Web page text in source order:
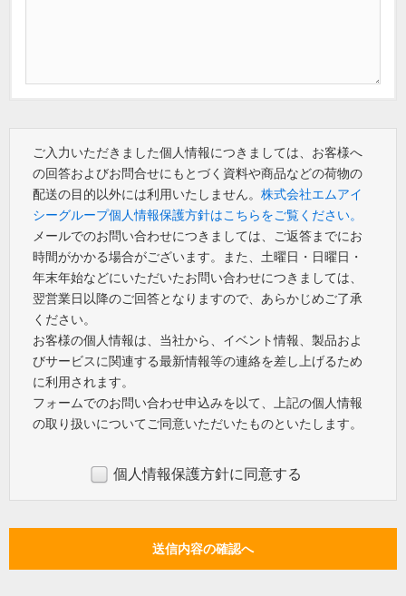
ご入力いただきました個人情報につきましては、お客様へ
の回答およびお問合せにもとづく資料や商品などの荷物の
配送の目的以外には利用いたしません。 株式会社エムアイ
シーグループ個人情報保護方針はこちらをご覧ください。
メールでのお問い合わせにつきましては、ご返答までにお
時間がかかる場合がございます。また、土曜日・日曜日・
年末年始などにいただいたお問い合わせにつきましては、
翌営業日以降のご回答となりますので、あらかじめご了承
ください。
お客様の個人情報は、当社から、イベント情報、製品およ
びサービスに関連する最新情報等の連絡を差し上げるため
に利用されます。
フォームでのお問い合わせ申込みを以て、上記の個人情報
の取り扱いについてご同意いただいたものといたします。
個人情報保護方針に同意する